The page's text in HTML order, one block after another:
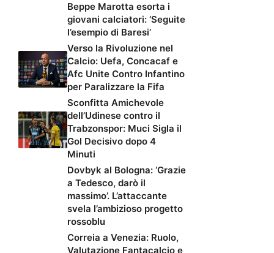
Beppe Marotta esorta i
giovani calciatori: ‘Seguite
l’esempio di Baresi’
Verso la Rivoluzione nel
Calcio: Uefa, Concacaf e
Afc Unite Contro Infantino
per Paralizzare la Fifa
Sconfitta Amichevole
dell’Udinese contro il
Trabzonspor: Muci Sigla il
Gol Decisivo dopo 4
Minuti
Dovbyk al Bologna: ‘Grazie
a Tedesco, darò il
massimo’. L’attaccante
svela l’ambizioso progetto
rossoblu
Correia a Venezia: Ruolo,
Valutazione Fantacalcio e